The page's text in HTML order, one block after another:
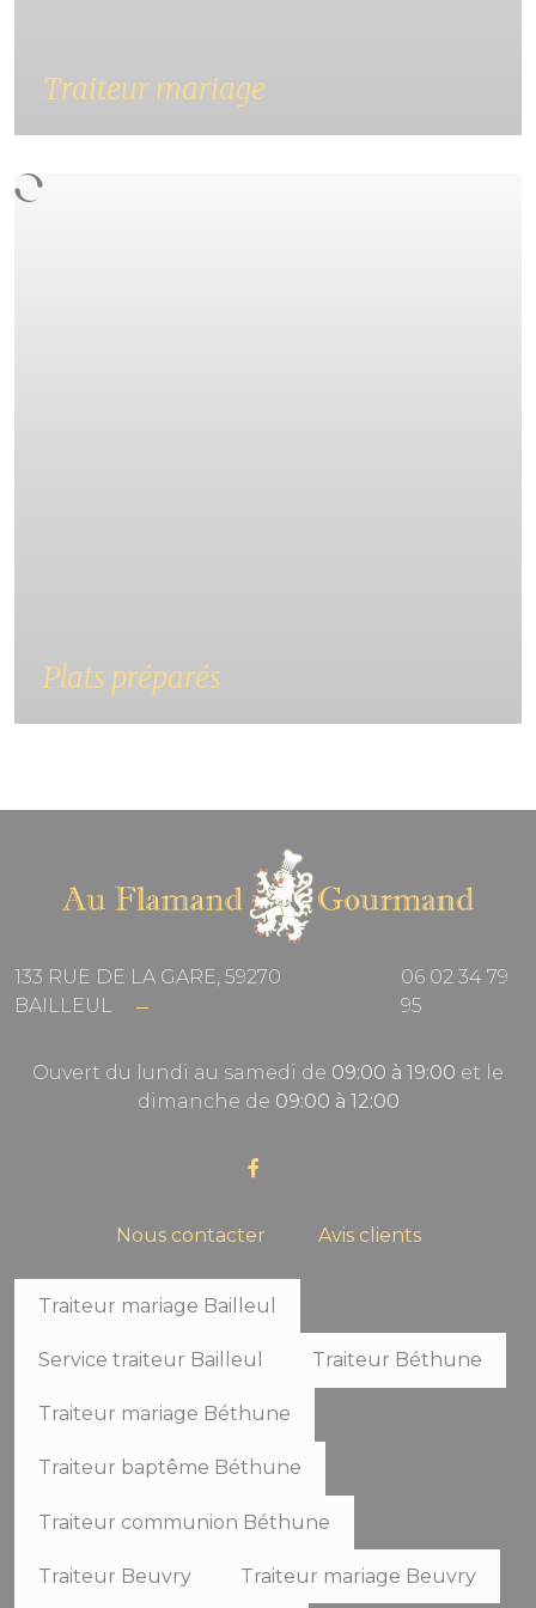
Traiteur mariage
Plats préparés
133 RUE DE LA GARE, 59270
BAILLEUL
06 02 34 79
95
Ouvert du lundi au samedi de 09:00 à 19:00 et le
dimanche de 09:00 à 12:00
Nous contacter Avis clients
Traiteur mariage Bailleul
Service traiteur Bailleul Traiteur Béthune
Traiteur mariage Béthune
Traiteur baptême Béthune
Traiteur communion Béthune
Traiteur Beuvry Traiteur mariage Beuvry